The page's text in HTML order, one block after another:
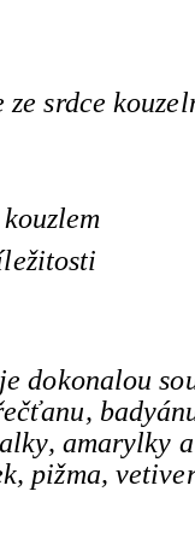
srdce
dokonalou
amarylky
pižma,